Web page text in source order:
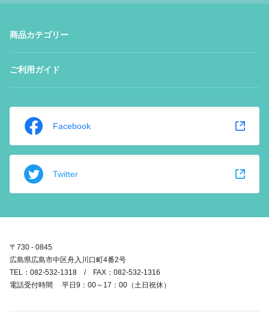
商品カテゴリー
ご利用ガイド
Facebook
Twitter
〒730 - 0845
広島県広島市中区舟入川口町4番2号
TEL：082-532-1318 / FAX：082-532-1316
電話受付時間 平日9：00～17：00（土日祝休）